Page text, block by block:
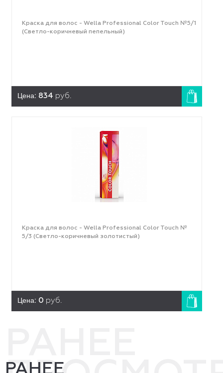
Краска для волос - Wella Professional Color Touch №5/1
(Светло-коричневый пепельный)
Цена: 834 руб.
Краска для волос - Wella Professional Color Touch №
5/3 (Светло-коричневый золотистый)
Цена: 0 руб.